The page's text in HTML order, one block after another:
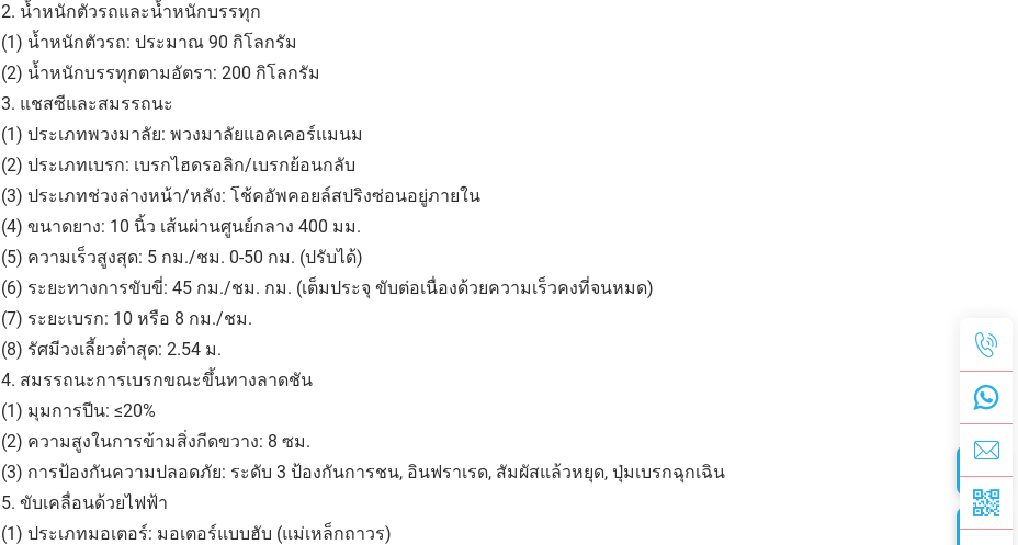
2. น้ำหนักตัวรถและน้ำหนักบรรทุก
(1) น้ำหนักตัวรถ: ประมาณ 90 กิโลกรัม
(2) น้ำหนักบรรทุกตามอัตรา: 200 กิโลกรัม
3. แชสซีและสมรรถนะ
(1) ประเภทพวงมาลัย: พวงมาลัยแอคเคอร์แมนม
(2) ประเภทเบรก: เบรกไฮดรอลิก/เบรกย้อนกลับ
(3) ประเภทช่วงล่างหน้า/หลัง: โช้คอัพคอยล์สปริงซ่อนอยู่ภายใน
(4) ขนาดยาง: 10 นิ้ว เส้นผ่านศูนย์กลาง 400 มม.
(5) ความเร็วสูงสุด: 5 กม./ชม. 0-50 กม. (ปรับได้)
(6) ระยะทางการขับขี่: 45 กม./ชม. กม. (เต็มประจุ ขับต่อเนื่องด้วยความเร็วคงที่จนหมด)
(7) ระยะเบรก: 10 หรือ 8 กม./ชม.
(8) รัศมีวงเลี้ยวต่ำสุด: 2.54 ม.
4. สมรรถนะการเบรกขณะขึ้นทางลาดชัน
(1) มุมการปีน: ≤20%
(2) ความสูงในการข้ามสิ่งกีดขวาง: 8 ซม.
(3) การป้องกันความปลอดภัย: ระดับ 3 ป้องกันการชน, อินฟราเรด, สัมผัสแล้วหยุด, ปุ่มเบรกฉุกเฉิน
5. ขับเคลื่อนด้วยไฟฟ้า
(1) ประเภทมอเตอร์: มอเตอร์แบบฮับ (แม่เหล็กถาวร)